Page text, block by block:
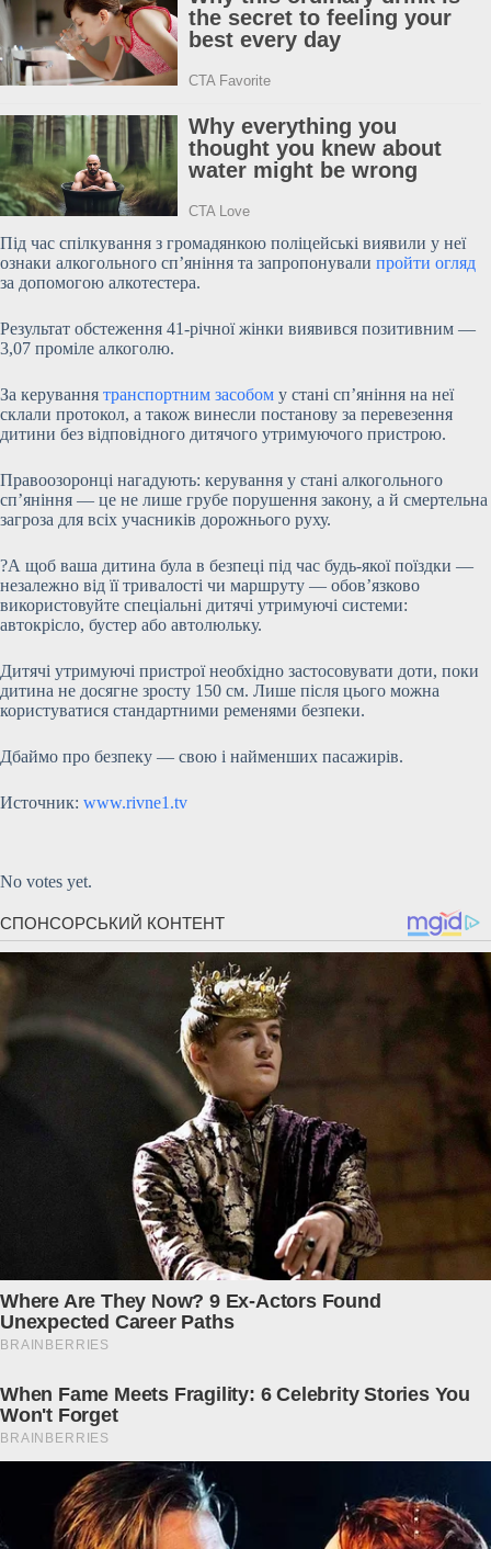
Під час спілкування з громадянкою поліцейські виявили у неї
ознаки алкогольного сп’яніння та запропонували пройти огляд
за допомогою алкотестера.
Результат обстеження 41-річної жінки виявився позитивним —
3,07 проміле алкоголю.
За керування транспортним засобом у стані сп’яніння на неї
склали протокол, а також винесли постанову за перевезення
дитини без відповідного дитячого утримуючого пристрою.
Правоозоронці нагадують: керування у стані алкогольного
сп’яніння — це не лише грубе порушення закону, а й смертельна
загроза для всіх учасників дорожнього руху.
?А щоб ваша дитина була в безпеці під час будь-якої поїздки —
незалежно від її тривалості чи маршруту — обов’язково
використовуйте спеціальні дитячі утримуючі системи:
автокрісло, бустер або автолюльку.
Дитячі утримуючі пристрої необхідно застосовувати доти, поки
дитина не досягне зросту 150 см. Лише після цього можна
користуватися стандартними ременями безпеки.
Дбаймо про безпеку — свою і найменших пасажирів.
Источник: www.rivne1.tv
No votes yet.